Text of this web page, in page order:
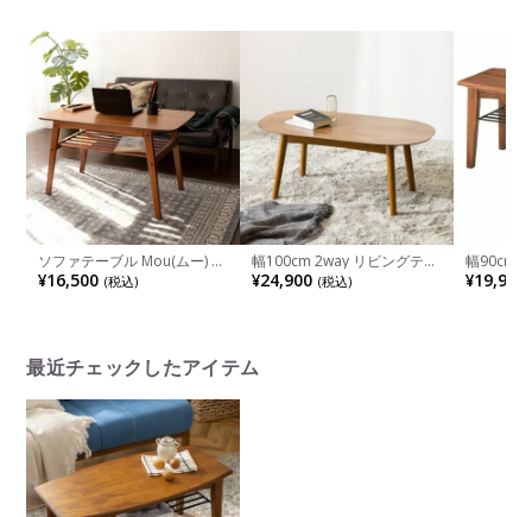
ナチュラル リビング ナチュラル リビング
ソファテーブル Mou(ムー) カ
フェテーブル 天然木 角丸デ
ザイン 幅1000×奥行500×高
¥16,500 (税込)
幅100cm 2way リビングテー
ブル トムテ 楕円 木製 天然木
2wayテーブル ローテーブル
¥24,900 (税込)
幅90cm
ル アンテ
ンディ 天
¥19,900
最近チェックしたアイテム